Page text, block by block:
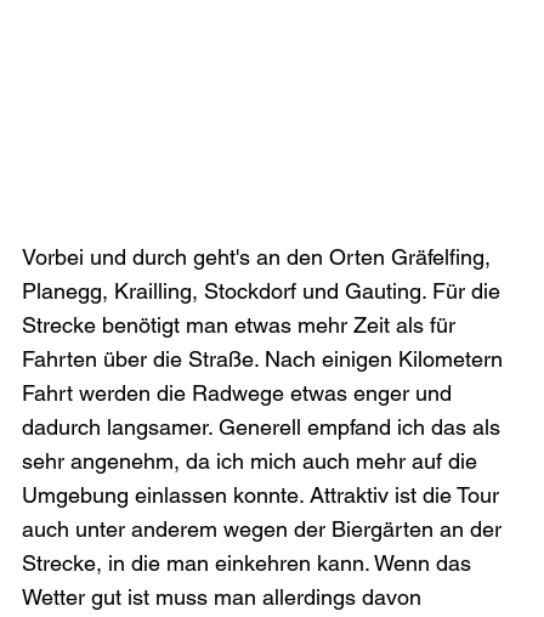
Vorbei und durch geht's an den Orten Gräfelfing,
Planegg, Krailling, Stockdorf und Gauting. Für die
Strecke benötigt man etwas mehr Zeit als für
Fahrten über die Straße. Nach einigen Kilometern
Fahrt werden die Radwege etwas enger und
dadurch langsamer. Generell empfand ich das als
sehr angenehm, da ich mich auch mehr auf die
Umgebung einlassen konnte. Attraktiv ist die Tour
auch unter anderem wegen der Biergärten an der
Strecke, in die man einkehren kann. Wenn das
Wetter gut ist muss man allerdings davon